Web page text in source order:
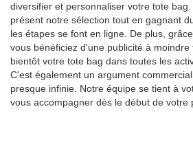
diversifier et personnaliser votre tote
présent notre sélection tout en gagnant
les étapes se font en ligne. De plus,
vous bénéficiez d'une publicité à
bientôt votre tote bag dans toutes les
C'est également un argument
presque infinie. Notre équipe se tient à
vous accompagner dès le début de votre